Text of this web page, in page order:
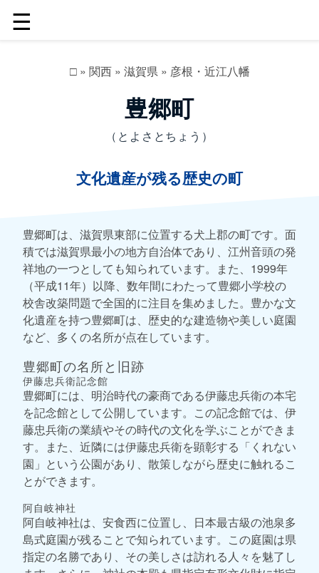
☰
□» 関西» 滋賀県» 彦根・近江八幡
豊郷町
（とよさとちょう）
文化遺産が残る歴史の町
豊郷町は、滋賀県東部に位置する犬上郡の町です。面
積では滋賀県最小の地方自治体であり、江州音頭の発
祥地の一つとしても知られています。また、1999年
（平成11年）以降、数年間にわたって豊郷小学校の
校舎改築問題で全国的に注目を集めました。豊かな文
化遺産を持つ豊郷町は、歴史的な建造物や美しい庭園
など、多くの名所が点在しています。
豊郷町の名所と旧跡
伊藤忠兵衛記念館
豊郷町には、明治時代の豪商である伊藤忠兵衛の本宅
を記念館として公開しています。この記念館では、伊
藤忠兵衛の業績やその時代の文化を学ぶことができま
す。また、近隣には伊藤忠兵衛を顕彰する「くれない
園」という公園があり、散策しながら歴史に触れるこ
とができます。
阿自岐神社
阿自岐神社は、安食西に位置し、日本最古級の池泉多
島式庭園が残ることで知られています。この庭園は県
指定の名勝であり、その美しさは訪れる人々を魅了し